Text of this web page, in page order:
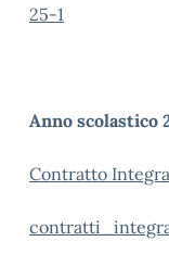
25-1
Anno scolastico
Contratto